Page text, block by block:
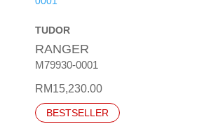
TUDOR
RANGER
M79930-0001
RM15,230.00
BESTSELLER